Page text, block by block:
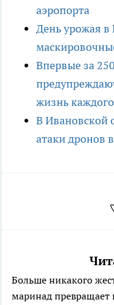
аэропорта
День урожая
Впервые за
жизнь
В Ивановской
атаки дронов
Больше никакого
маринад превращает